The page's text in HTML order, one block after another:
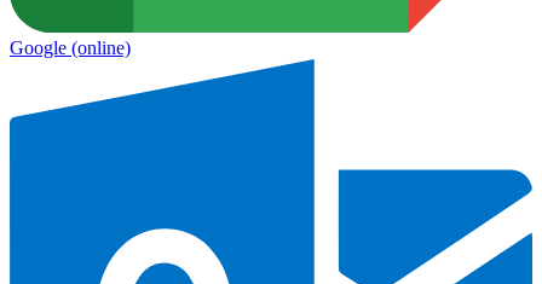
Google (online)